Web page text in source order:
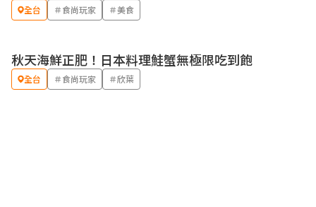
全台 ＃食尚玩家 ＃美食
秋天海鮮正肥！日本料理鮭蟹無極限吃到飽
全台 ＃食尚玩家 ＃欣葉